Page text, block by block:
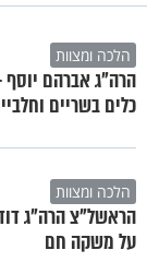
הלכה ומצוות
הרה"ג אברהם
כלים בשריים
הלכה ומצוות
הראשל"צ הרה"ג
על משקה חם